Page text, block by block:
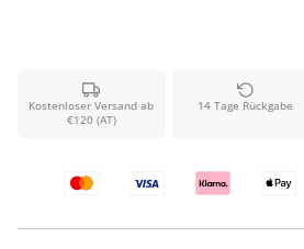
Kostenloser Versand ab
€120 (AT)
14 Tage Rückgabe